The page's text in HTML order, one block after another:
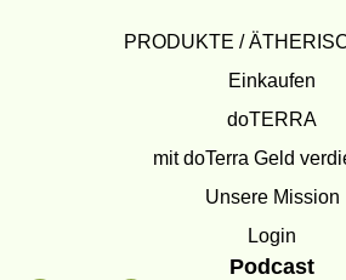
PRODUKTE /
Einkaufen
doTERRA
mit doTerra Geld
Unsere Mission
Login
Podcast